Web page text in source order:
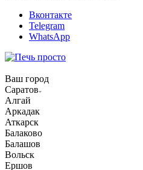
Вконтакте
Telegram
WhatsApp
Ваш город
Саратов
Алгай
Аркадак
Аткарск
Балаково
Балашов
Вольск
Ершов